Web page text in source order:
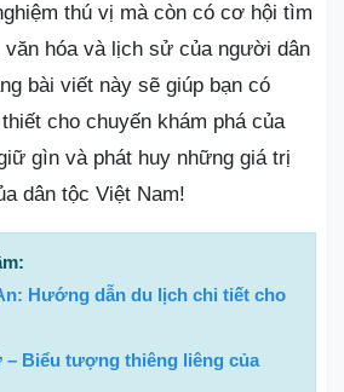
thú vị mà còn có cơ hội tìm
văn hóa và lịch sử của người dân
bài viết này sẽ giúp bạn có
cho chuyến khám phá của
gìn và phát huy những giá trị
dân tộc Việt Nam!
Hướng dẫn du lịch chi tiết cho
Biểu tượng thiêng liêng của